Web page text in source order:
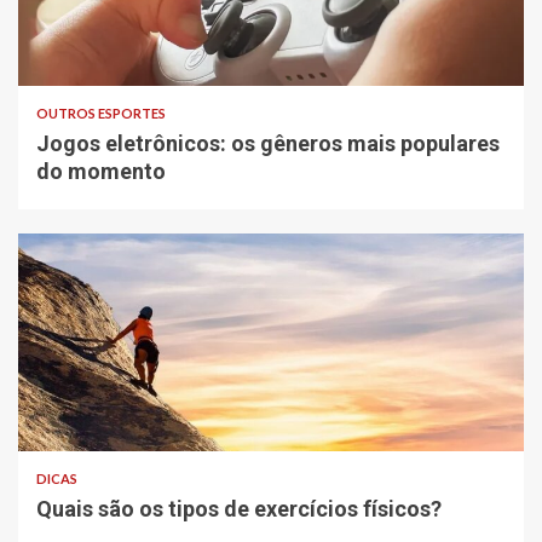
OUTROS ESPORTES
Jogos eletrônicos: os gêneros mais populares
do momento
DICAS
Quais são os tipos de exercícios físicos?